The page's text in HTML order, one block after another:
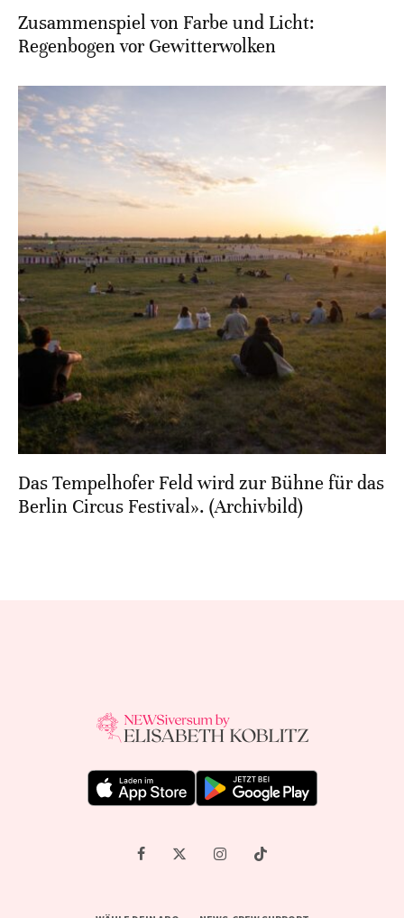
Zusammenspiel von Farbe und Licht:
Regenbogen vor Gewitterwolken
Das Tempelhofer Feld wird zur Bühne für das
Berlin Circus Festival». (Archivbild)